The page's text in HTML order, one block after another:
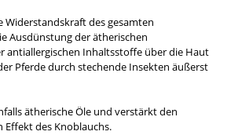
Widerstandskraft des gesamten
Ausdünstung der ätherischen
antiallergischen Inhaltsstoffe über die Haut
Pferde durch stechende Insekten äußerst
ätherische Öle und verstärkt den
Effekt des Knoblauchs.